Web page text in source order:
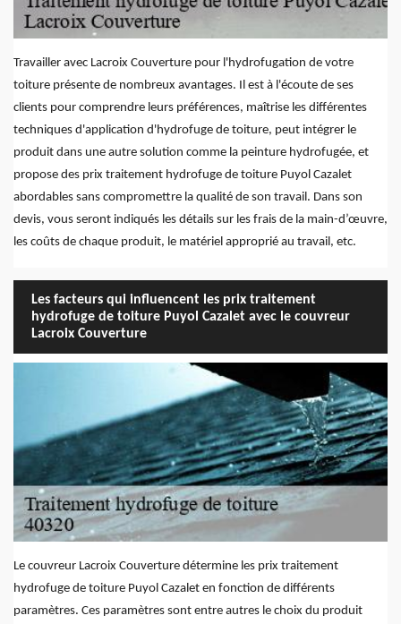
Travailler avec Lacroix Couverture pour l'hydrofugation de votre
toiture présente de nombreux avantages. Il est à l'écoute de ses
clients pour comprendre leurs préférences, maîtrise les différentes
techniques d'application d'hydrofuge de toiture, peut intégrer le
produit dans une autre solution comme la peinture hydrofugée, et
propose des prix traitement hydrofuge de toiture Puyol Cazalet
abordables sans compromettre la qualité de son travail. Dans son
devis, vous seront indiqués les détails sur les frais de la main-d’œuvre,
les coûts de chaque produit, le matériel approprié au travail, etc.
Les facteurs qui influencent les prix traitement
hydrofuge de toiture Puyol Cazalet avec le couvreur
Lacroix Couverture
Le couvreur Lacroix Couverture détermine les prix traitement
hydrofuge de toiture Puyol Cazalet en fonction de différents
paramètres. Ces paramètres sont entre autres le choix du produit